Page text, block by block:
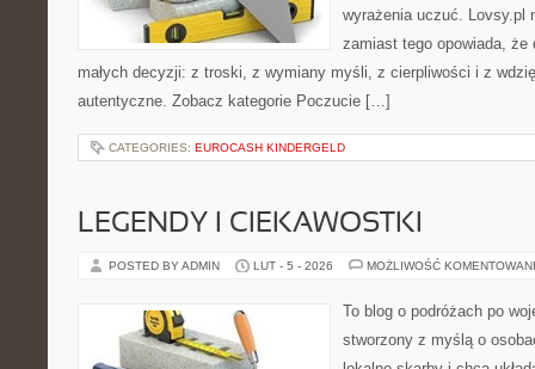
wyrażenia uczuć. Lovsy.pl
zamiast tego opowiada, że
małych decyzji: z troski, z wymiany myśli, z cierpliwości i z
autentyczne. Zobacz kategorie Poczucie […]
CATEGORIES: EUROCASH KINDERGELD
LEGENDY I CIEKAWOSTKI
POSTED BY ADMIN LUT - 5 - 2026 MOŻLIWOŚĆ
To blog o podróżach po
stworzony z myślą o